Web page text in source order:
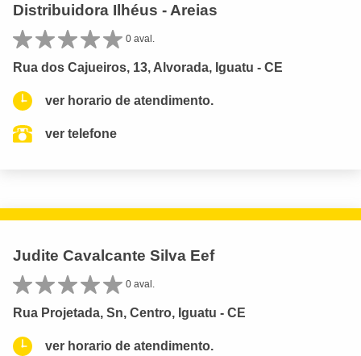
Distribuidora Ilhéus - Areias
0 aval.
Rua dos Cajueiros, 13, Alvorada, Iguatu - CE
ver horario de atendimento.
ver telefone
Judite Cavalcante Silva Eef
0 aval.
Rua Projetada, Sn, Centro, Iguatu - CE
ver horario de atendimento.